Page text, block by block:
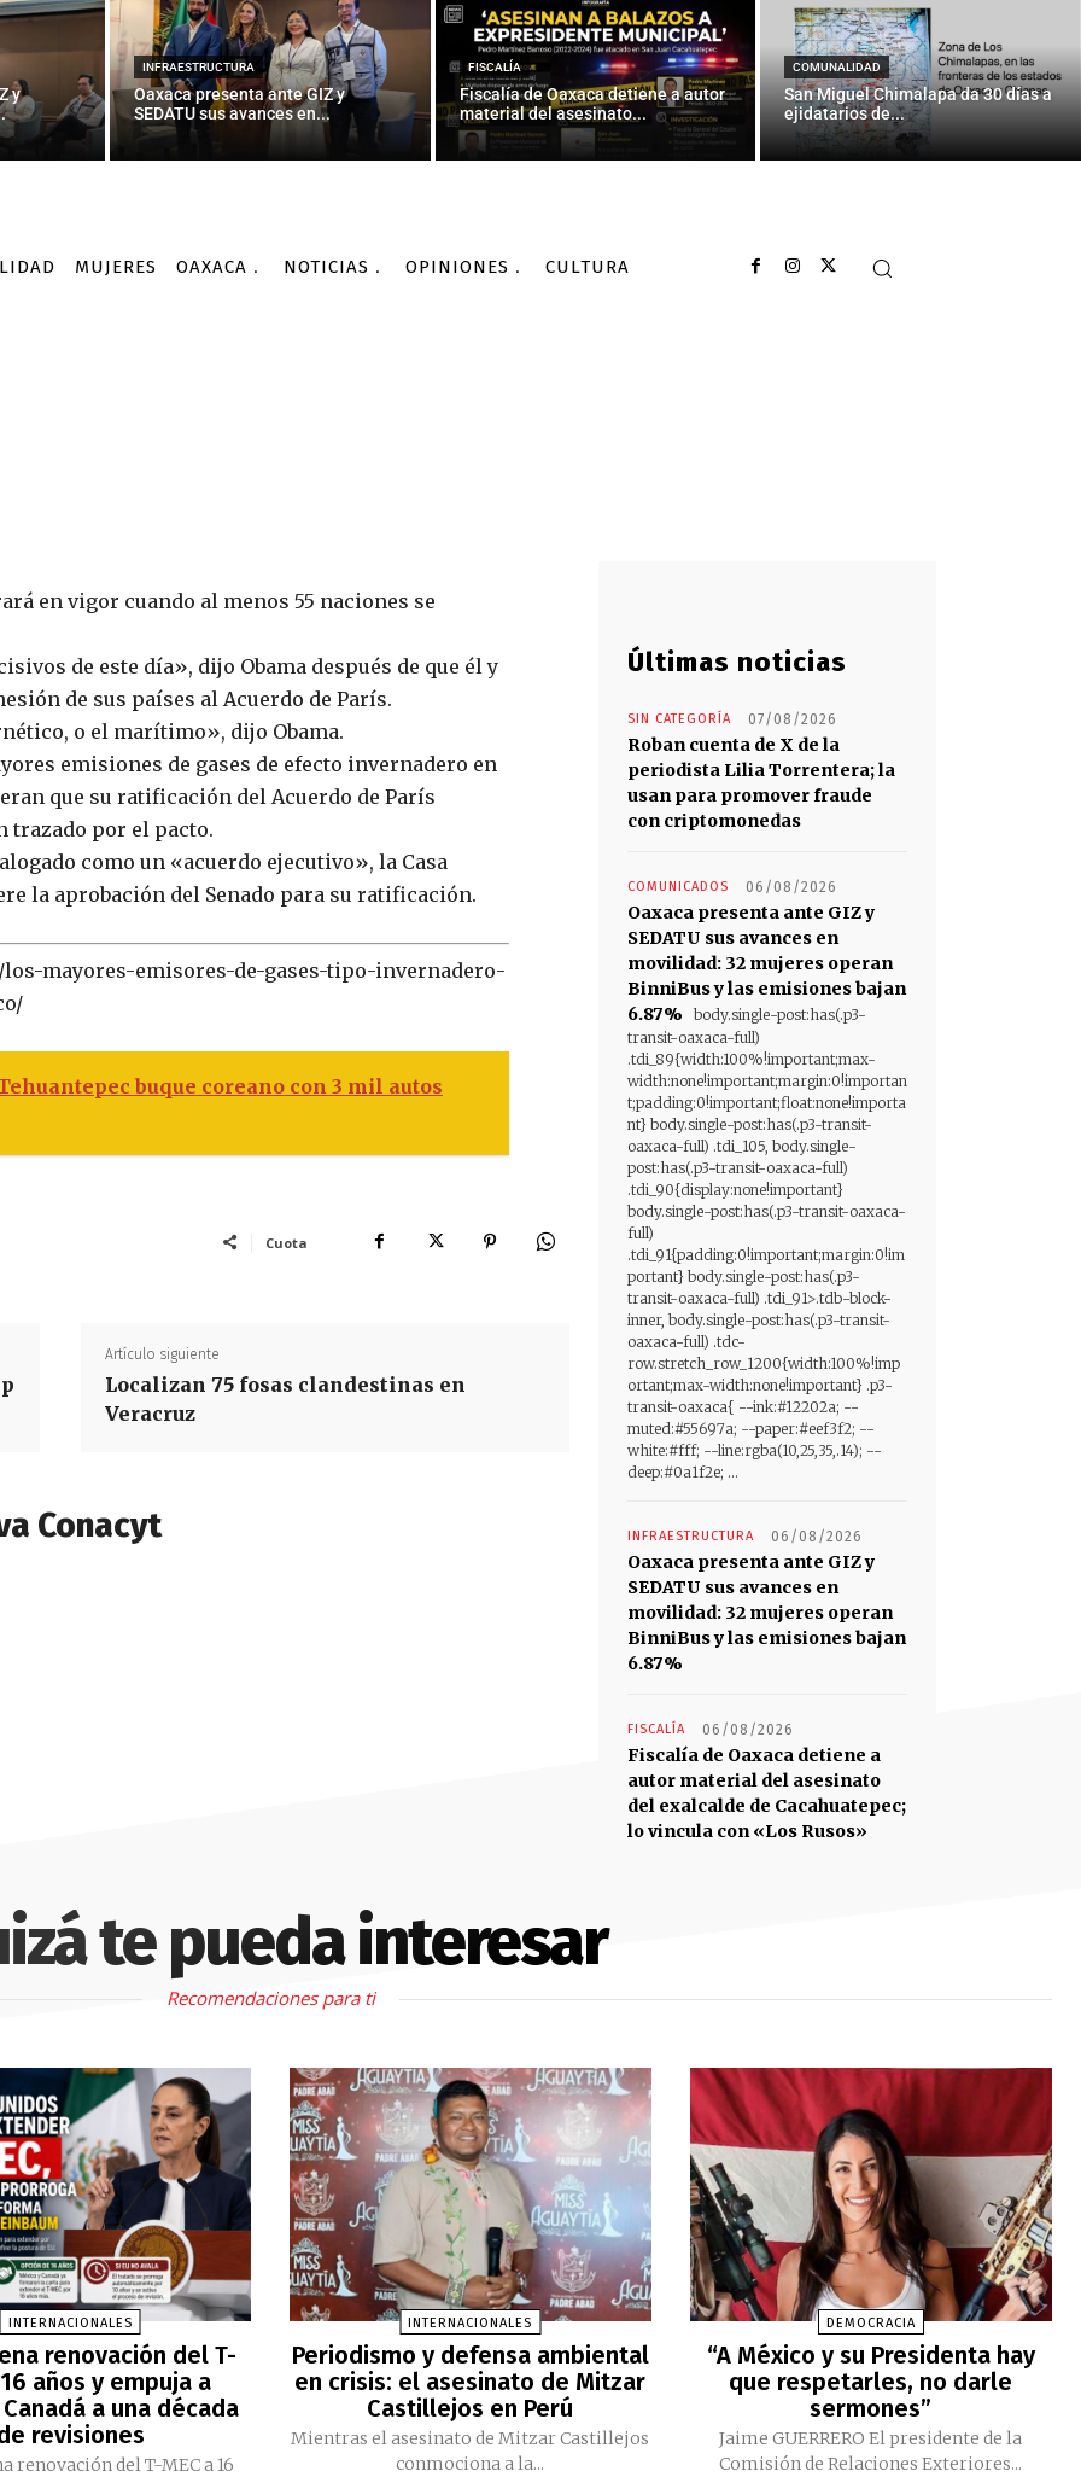
y
INFRAESTRUCTURA
Oaxaca presenta ante GIZ y
SEDATU sus avances en...
FISCALÍA
Fiscalía de Oaxaca detiene a autor
material del asesinato...
COMUNALIDAD
San Miguel Chimalapa da 30 días a
ejidatarios de...
MUJERES OAXACA NOTICIAS OPINIONES CULTURA
sobre el cambio climático
Por AGENCIA INFORMATIVA CONACYT 03/09/2016
en vigor cuando al menos 55 naciones se
de este día», dijo Obama después de que él y
de sus países al Acuerdo de París.
o el marítimo», dijo Obama.
emisiones de gases de efecto invernadero en
que su ratificación del Acuerdo de París
trazado por el pacto.
como un «acuerdo ejecutivo», la Casa
la aprobación del Senado para su ratificación.
mayores-emisores-de-gases-tipo-invernadero-
buque coreano con 3 mil autos
Cuota
Artículo siguiente
Localizan 75 fosas clandestinas en
Veracruz
Conacyt
Últimas noticias
SIN CATEGORÍA 07/08/2026
Roban cuenta de X de la
periodista Lilia Torrentera; la
usan para promover fraude
con criptomonedas
COMUNICADOS 06/08/2026
Oaxaca presenta ante GIZ y
SEDATU sus avances en
movilidad: 32 mujeres operan
BinniBus y las emisiones bajan
6.87%
body.single-post:has(.p3-
transit-oaxaca-full)
.tdi_89{width:100%!important;max-
width:none!important;margin:0!importan
t;padding:0!important;float:none!importa
nt} body.single-post:has(.p3-transit-
oaxaca-full) .tdi_105, body.single-
post:has(.p3-transit-oaxaca-full)
.tdi_90{display:none!important}
body.single-post:has(.p3-transit-oaxaca-
full)
.tdi_91{padding:0!important;margin:0!im
portant} body.single-post:has(.p3-
transit-oaxaca-full) .tdi_91>.tdb-block-
inner, body.single-post:has(.p3-transit-
oaxaca-full) .tdc-
row.stretch_row_1200{width:100%!imp
ortant;max-width:none!important} .p3-
transit-oaxaca{ --ink:#12202a; --
muted:#55697a; --paper:#eef3f2; --
white:#fff; --line:rgba(10,25,35,.14); --
deep:#0a1f2e; ...
INFRAESTRUCTURA 06/08/2026
Oaxaca presenta ante GIZ y
SEDATU sus avances en
movilidad: 32 mujeres operan
BinniBus y las emisiones bajan
6.87%
FISCALÍA 06/08/2026
Fiscalía de Oaxaca detiene a
autor material del asesinato
del exalcalde de Cacahuatepec;
lo vincula con «Los Rusos»
te pueda interesar
Recomendaciones para ti
INTERNACIONALES
renovación del T-
16 años y empuja a
a una década
revisiones
renovación del T-MEC a 16
INTERNACIONALES
Periodismo y defensa ambiental
en crisis: el asesinato de Mitzar
Castillejos en Perú
Mientras el asesinato de Mitzar Castillejos
conmociona a la...
DEMOCRACIA
“A México y su Presidenta hay
que respetarles, no darle
sermones”
Jaime GUERRERO El presidente de la
Comisión de Relaciones Exteriores...